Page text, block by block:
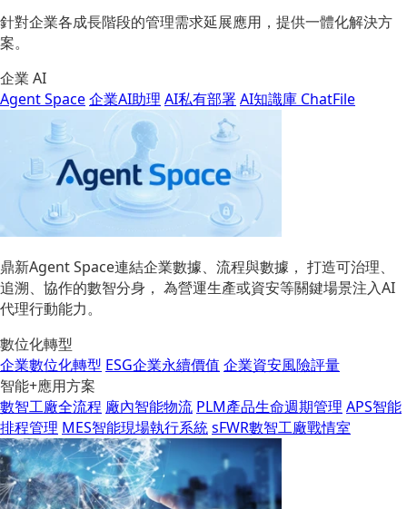
針對企業各成長階段的管理需求延展應用，提供一體化解決方
案。
企業 AI
Agent Space企業AI助理 AI私有部署AI知識庫 ChatFile
鼎新Agent Space連結企業數據、流程與數據， 打造可治理、
追溯、協作的數智分身， 為營運生產或資安等關鍵場景注入AI
代理行動能力。
數位化轉型
企業數位化轉型 ESG企業永續價值 企業資安風險評量
智能+應用方案
數智工廠全流程 廠內智能物流 PLM產品生命週期管理 APS智能
排程管理 MES智能現場執行系統sFWR數智工廠戰情室